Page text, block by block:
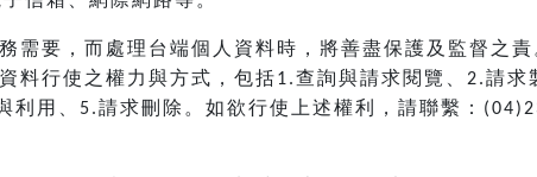
需要，而處理台端個人資料時，將善盡保護及監督之責
料行使之權力與方式，包括1.查詢與請求閱覽、 2.請求
利用、 5.請求刪除。如欲行使上述權利，請聯繫：